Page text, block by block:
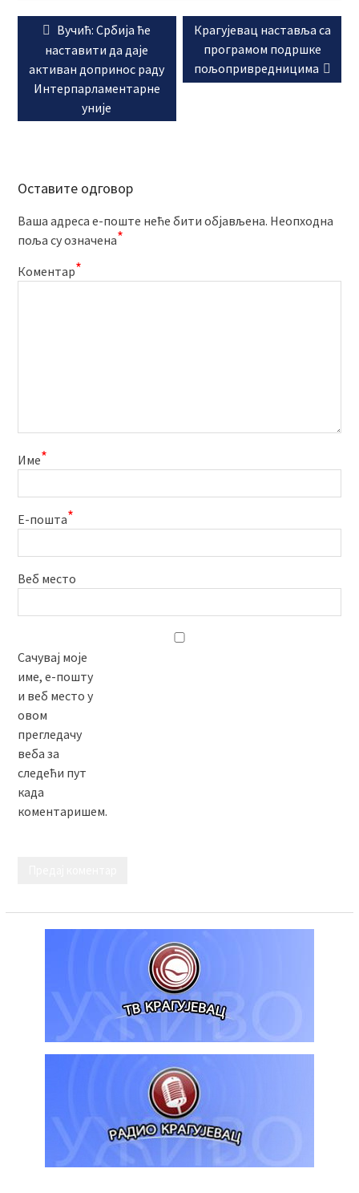
Кретање
чланкаPrevious
post:
Вучић: Србија ће
наставити да даје
активан допринос раду
Интерпарламентарне
уније
Next
post:
Крагујевац наставља са
програмом подршке
пољопривредницима
Оставите одговор
Ваша адреса е-поште неће бити објављена. Неопходна
поља су означена*
Коментар*
Име*
Е-пошта*
Веб место
Сачувај моје
име, е-пошту
и веб место у
овом
прегледачу
веба за
следећи пут
када
коментаришем.